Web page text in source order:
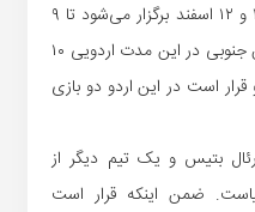
بیست و پنجم که در روزهای ۱۰و ۱۱ و ۱۲ اسفند برگزار می‌شود تا ۹
فروردین ۹۷ تعطیل است. تیم پارس جنوبی در این مدت اردویی ۱۰
قرار است در این اردو دو بازی
رئال بتیس و یک تیم دیگر از
ضمن اینکه قرار است